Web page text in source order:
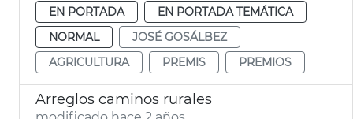
EN PORTADA
EN PORTADA TEMÁTICA
NORMAL
JOSÉ GOSÁLBEZ
AGRICULTURA
PREMIS PREMIOS
Arreglos caminos rurales